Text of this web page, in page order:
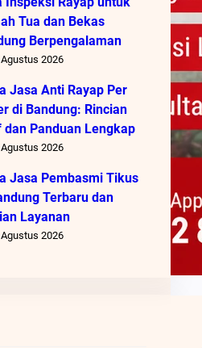
Tua dan Bekas
Berpengalaman
2026
Jasa Anti Rayap Per
di Bandung: Rincian
dan Panduan Lengkap
2026
Jasa Pembasmi Tikus
Terbaru dan
Layanan
2026